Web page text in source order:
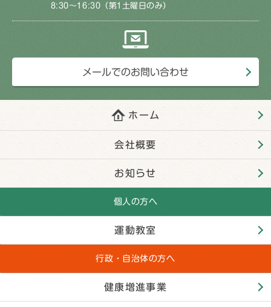
8:30～16:30（第1土曜日のみ）
メールでのお問い合わせ
ホーム
会社概要
お知らせ
個人の方へ
運動教室
行政・自治体の方へ
健康増進事業